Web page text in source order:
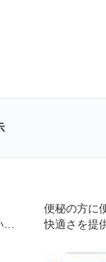
便秘の方に
快適さを提